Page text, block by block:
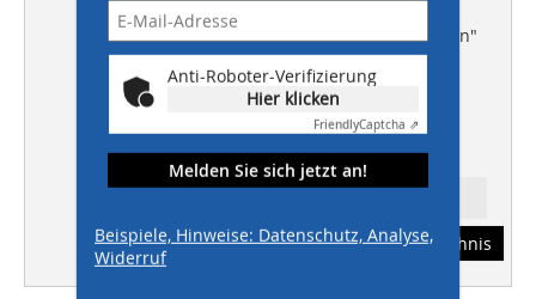
TIEFBAU
Deponiesanierung "Obere Wiesen"
Stormbrixx
tHIS-PLUS
Instandhaltung von Hoch- und
Ingenieurbauwerken
Abonnement Inhaltsverzeichnis
Anti-Roboter-Verifizierung
Hier klicken
FriendlyCaptcha ⇗
Melden Sie sich jetzt an!
Beispiele, Hinweise: Datenschutz, Analyse,
Widerruf